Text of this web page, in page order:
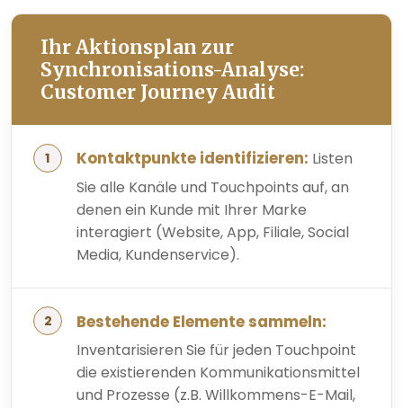
Ihr Aktionsplan zur
Synchronisations-Analyse:
Customer Journey Audit
Kontaktpunkte identifizieren: Listen
Sie alle Kanäle und Touchpoints auf, an
denen ein Kunde mit Ihrer Marke
interagiert (Website, App, Filiale, Social
Media, Kundenservice).
Bestehende Elemente sammeln:
Inventarisieren Sie für jeden Touchpoint
die existierenden Kommunikationsmittel
und Prozesse (z.B. Willkommens-E-Mail,